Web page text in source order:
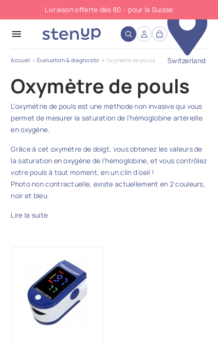
Livraison offerte dès 80.- pour la Suisse
menu
Switzerland
Accueil Évaluation & diagnostic Oxymètre de pouls
Oxymètre de pouls
L’oxymétrie de pouls est une méthode non invasive qui vous
permet de mesurer la saturation de l’hémoglobine artérielle
en oxygène.
Grâce à cet oxymètre de doigt, vous obtenez les valeurs de
la saturation en oxygène de l’hémoglobine, et vous contrôlez
votre pouls à tout moment, en un clin d’oeil !
Photo non contractuelle, existe actuellement en 2 couleurs,
noir et bleu.
Lire la suite
close